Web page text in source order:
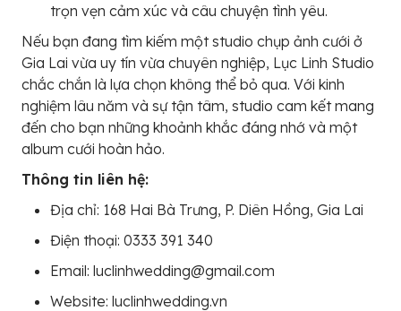
trọn vẹn cảm xúc và câu chuyện tình yêu.
Nếu bạn đang tìm kiếm một studio chụp ảnh cưới ở
Gia Lai vừa uy tín vừa chuyên nghiệp, Lục Linh Studio
chắc chắn là lựa chọn không thể bỏ qua. Với kinh
nghiệm lâu năm và sự tận tâm, studio cam kết mang
đến cho bạn những khoảnh khắc đáng nhớ và một
album cưới hoàn hảo.
Thông tin liên hệ:
Địa chỉ: 168 Hai Bà Trưng, P. Diên Hồng, Gia Lai
Điện thoại: 0333 391 340
Email: luclinhwedding@gmail.com
Website: luclinhwedding.vn